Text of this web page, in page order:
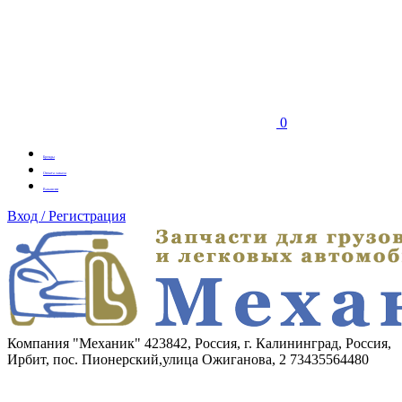
0
Бренды
Оплата заказа
Вакансии
Вход / Регистрация
Компания "Механик" 423842, Россия, г. Калининград, Россия,
Ирбит, пос. Пионерский,улица Ожиганова, 2 73435564480